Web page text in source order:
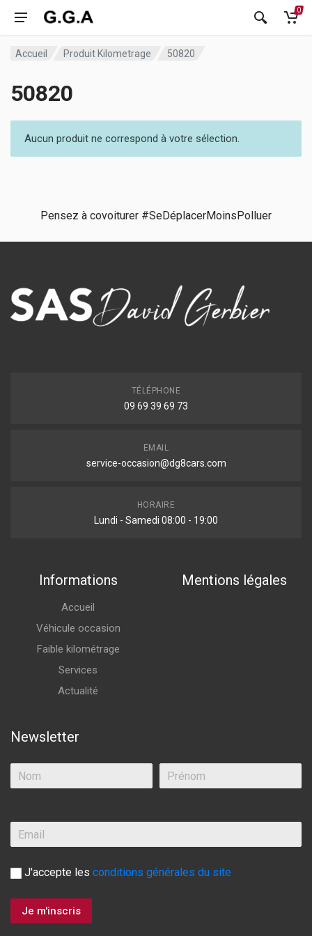
0
Accueil Produit Kilometrage 50820
50820
Aucun produit ne correspond à votre sélection.
Pensez à covoiturer #SeDéplacerMoinsPolluer
TÉLÉPHONE
09 69 39 69 73
EMAIL
service-occasion@dg8cars.com
HORAIRE
Lundi - Samedi 08:00 - 19:00
Informations
Accueil
Véhicule occasion
Faible kilométrage
Services
Actualité
Mentions légales
Newsletter
J'accepte les conditions générales du site